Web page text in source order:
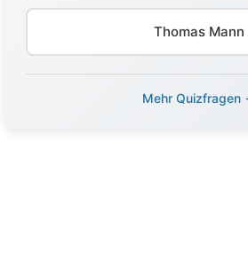
Thomas Mann
Mehr Quizfragen